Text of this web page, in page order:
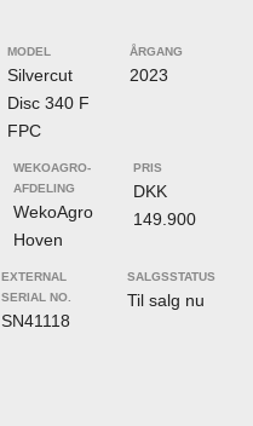
MODEL
Silvercut
Disc 340 F
FPC
ÅRGANG
2023
WEKOAGRO-
AFDELING
WekoAgro
Hoven
PRIS
DKK
149.900
EXTERNAL
SERIAL NO.
SN41118
SALGSSTATUS
Til salg nu